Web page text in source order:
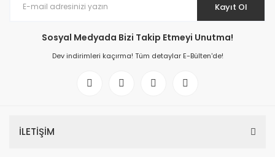
Kayıt Ol
Sosyal Medyada Bizi Takip Etmeyi Unutma!
Dev indirimleri kaçırma! Tüm detaylar E-Bülten'de!
İLETİŞİM